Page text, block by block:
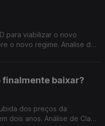
para viabilizar o novo
o novo regime. Analise de
finalmente baixar?
dos preços da
dois anos. Análise de Clara